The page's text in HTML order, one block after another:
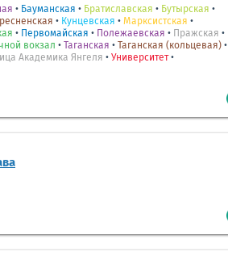
• Бауманская • Братиславская • Бутырская •
• Кунцевская • Марксистская •
• Первомайская • Полежаевская • Пражская •
вокзал • Таганская • Таганская (кольцевая) •
Академика Янгеля • Университет•